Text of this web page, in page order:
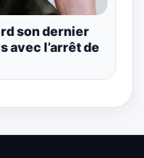
son dernier
avec l’arrêt de